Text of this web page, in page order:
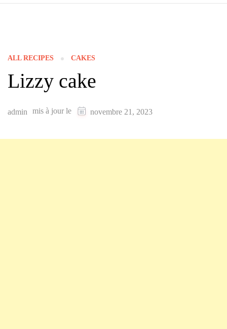
ALL RECIPES CAKES
Lizzy cake
admin mis à jour le novembre 21, 2023